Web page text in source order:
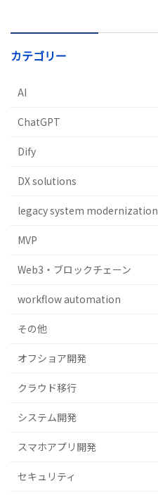
カテゴリー
AI
ChatGPT
Dify
DX solutions
legacy system modernization
MVP
Web3・ブロックチェーン
workflow automation
その他
オフショア開発
クラウド移行
システム開発
スマホアプリ開発
セキュリティ